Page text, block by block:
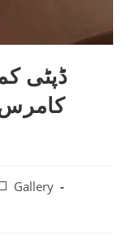
ڈپٹی
Gallery